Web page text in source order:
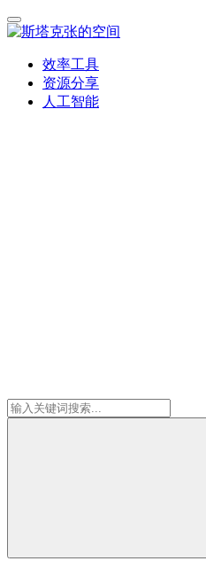
效率工具
资源分享
人工智能